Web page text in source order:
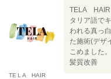
TEＬA HAIR
TELA HAIR
タリア語で
われる真っ
た施術(デザ
こめました
髪質改善